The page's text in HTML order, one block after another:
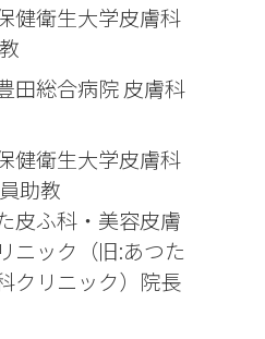
健衛生大学皮膚科
田総合病院 皮膚科
健衛生大学皮膚科
助教
皮ふ科・美容皮膚
ニック（旧:あつた
クリニック）院長